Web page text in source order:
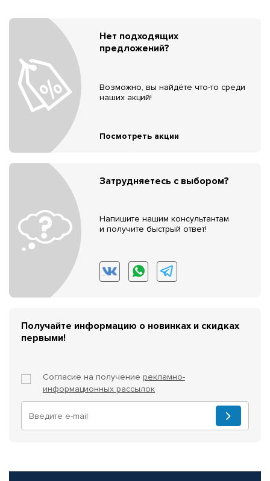
Нет подходящих
предложений?
Возможно, вы найдёте что-то среди
наших акций!
Посмотреть акции
Затрудняетесь с выбором?
Напишите нашим консультантам
и получите быстрый ответ!
Получайте информацию о новинках и скидках
первыми!
Согласие на получение рекламно-
информационных рассылок